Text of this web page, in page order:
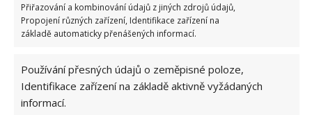
Přiřazování a kombinování údajů z jiných zdrojů údajů,
Propojení různých zařízení, Identifikace zařízení na
základě automaticky přenášených informací.
Používání přesných údajů o zeměpisné poloze,
Identifikace zařízení na základě aktivně vyžádaných
informací.
Koupelnu má dům pouze jednu, a to v přízemí. Jde o
protáhlou místnost, do které se vešlo pouze